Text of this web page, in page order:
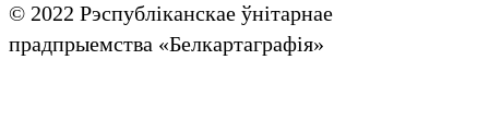
© 2022 Рэспубліканскае ўнітарнае
прадпрыемства «Белкартаграфія»